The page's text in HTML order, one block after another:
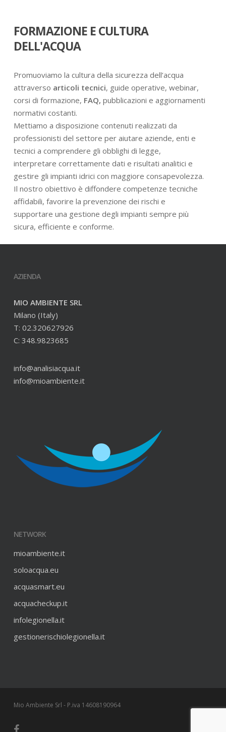
FORMAZIONE E CULTURA
DELL'ACQUA
Promuoviamo la cultura della sicurezza dell’acqua
attraverso articoli tecnici, guide operative, webinar,
corsi di formazione, FAQ, pubblicazioni e aggiornamenti
normativi costanti.
Mettiamo a disposizione contenuti realizzati da
professionisti del settore per aiutare aziende, enti e
tecnici a comprendere gli obblighi di legge,
interpretare correttamente dati e risultati analitici e
gestire gli impianti idrici con maggiore consapevolezza.
Il nostro obiettivo è diffondere competenze tecniche
affidabili, favorire la prevenzione dei rischi e
supportare una gestione degli impianti sempre più
sicura, efficiente e conforme.
AZIENDA
MIO AMBIENTE SRL
Milano (Italy)
T: 02.320627926
C: 348.9823685
info@analisiacqua.it
info@mioambiente.it
NETWORK
mioambiente.it
soloacqua.eu
acquasmart.eu
acquacheckup.it
infolegionella.it
gestionerischiolegionella.it
Mio Ambiente Srl - P.iva 14608190964
facebook